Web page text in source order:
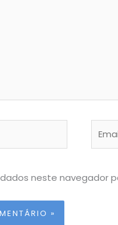
neste navegador